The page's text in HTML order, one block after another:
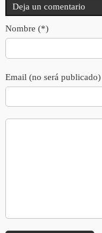
Deja un comentario
Nombre (*)
Email (no será